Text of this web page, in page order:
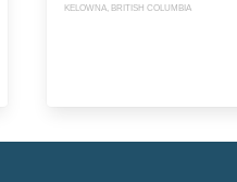
KELOWNA, BRITISH COLUMBIA